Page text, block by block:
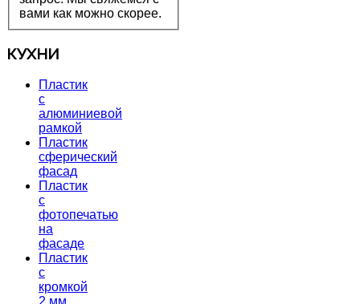
вами как можно скорее.
КУХНИ
Пластик
с
алюминиевой
рамкой
Пластик
сферический
фасад
Пластик
с
фотопечатью
на
фасаде
Пластик
с
кромкой
2 мм